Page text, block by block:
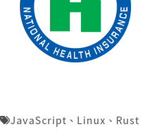
JavaScript 、 Linux 、 Rust